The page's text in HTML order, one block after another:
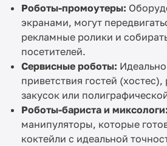
Роботы-промоутеры:
экранами, могут
рекламные ролики и
посетителей.
Сервисные роботы:
приветствия гостей
закусок или
Роботы-бариста и миксологи:
манипуляторы, которые
коктейли с идеальной